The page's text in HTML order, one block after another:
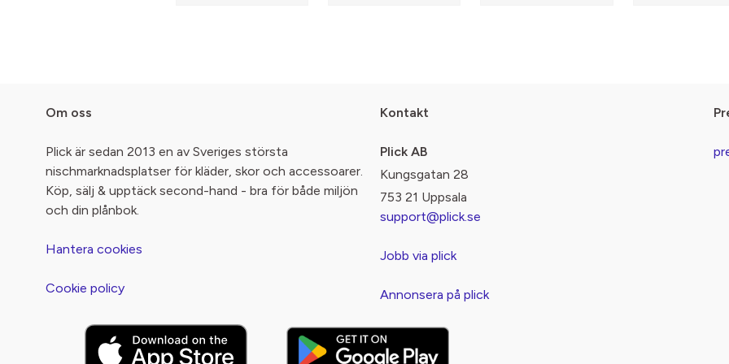
Om oss
Plick är sedan 2013 en av Sveriges största
nischmarknadsplatser för kläder, skor och accessoarer.
Köp, sälj & upptäck second-hand - bra för både miljön
och din plånbok.
Hantera cookies
Cookie policy
Kontakt
Plick AB
Kungsgatan 28
753 21 Uppsala
support@plick.se
Jobb via plick
Annonsera på plick